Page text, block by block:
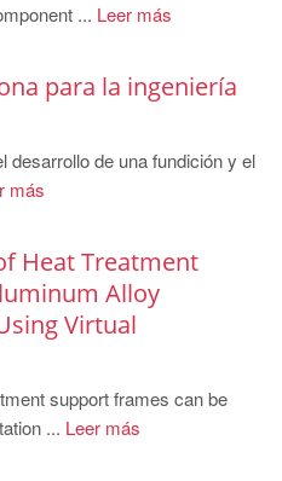
... Leer más
para la ingeniería
desarrollo de una fundición y el
más
Heat Treatment
Alloy
Virtual
support frames can be
... Leer más